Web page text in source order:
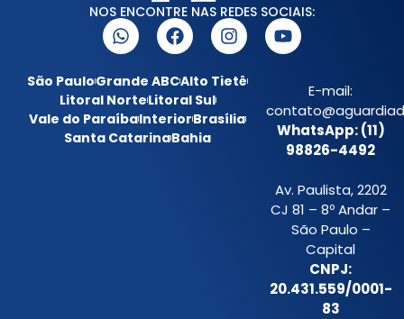
NOS ENCONTRE NAS REDES SOCIAIS:
São PauloGrande ABCAlto Tietê
Litoral NorteLitoral Sul
Vale do ParaíbaInteriorBrasília
Santa CatarinaBahia
E-mail:
WhatsApp: (11)
98826-4492
Av. Paulista, 2202
CJ 81 – 8º Andar –
São Paulo –
Capital
CNPJ:
20.431.559/0001-
83